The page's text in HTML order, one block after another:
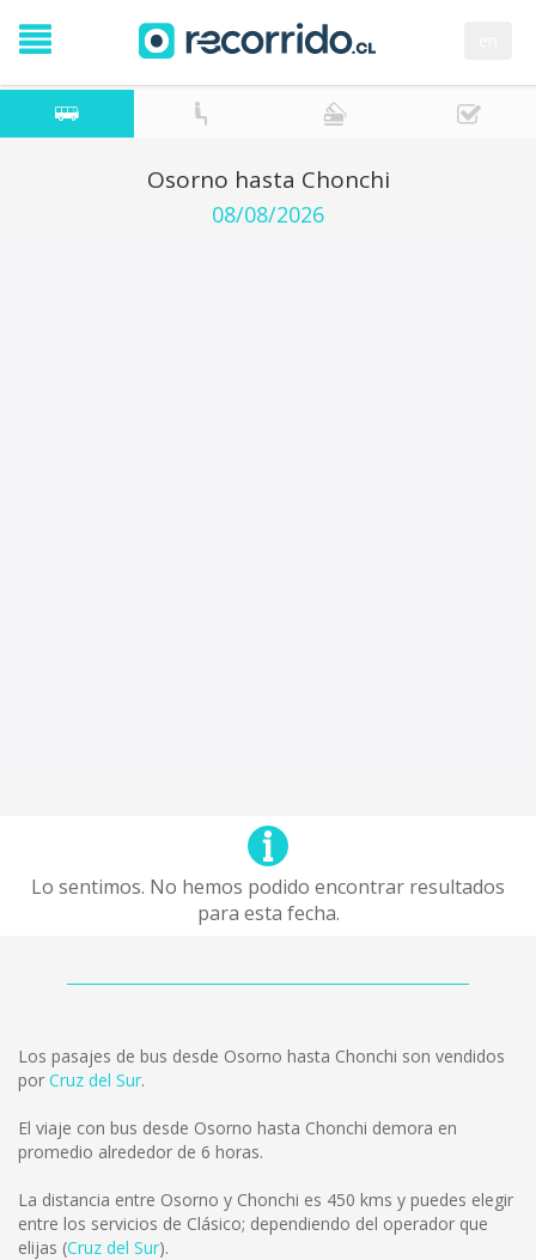
Osorno hasta Chonchi
08/08/2026
Lo sentimos. No hemos podido encontrar resultados
para esta fecha.
Los pasajes de bus desde Osorno hasta Chonchi son vendidos
por Cruz del Sur.
El viaje con bus desde Osorno hasta Chonchi demora en
promedio alrededor de 6 horas.
La distancia entre Osorno y Chonchi es 450 kms y puedes elegir
entre los servicios de Clásico; dependiendo del operador que
elijas (Cruz del Sur).